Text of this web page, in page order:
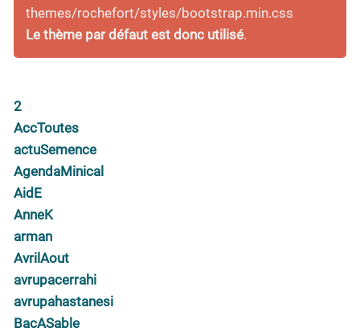
themes/rochefort/styles/bootstrap.min.css
Le thème par défaut est donc utilisé.
2
AccToutes
actuSemence
AgendaMinical
AidE
AnneK
arman
AvrilAout
avrupacerrahi
avrupahastanesi
BacASable